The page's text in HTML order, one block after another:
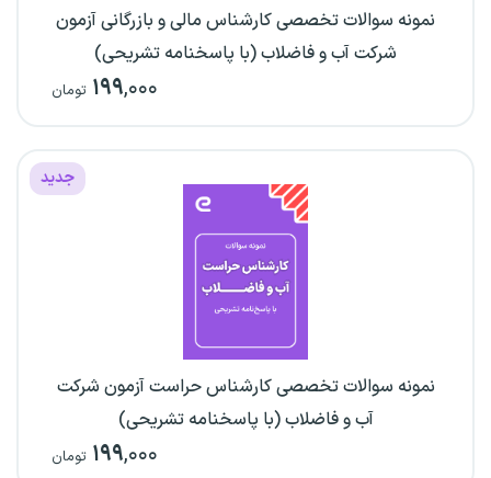
نمونه سوالات تخصصی کارشناس مالی و بازرگانی آزمون
شرکت آب و فاضلاب (با پاسخنامه تشریحی)
۱۹۹,۰۰۰ تومان
جدید
نمونه سوالات تخصصی کارشناس حراست آزمون شرکت
آب و فاضلاب (با پاسخنامه تشریحی)
۱۹۹,۰۰۰ تومان